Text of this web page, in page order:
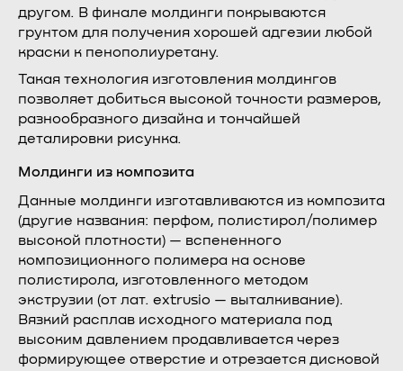
другом. В финале молдинги покрываются
грунтом для получения хорошей адгезии любой
краски к пенополиуретану.
Такая технология изготовления молдингов
позволяет добиться высокой точности размеров,
разнообразного дизайна и тончайшей
деталировки рисунка.
Молдинги из композита
Данные молдинги изготавливаются из композита
(другие названия: перфом, полистирол/полимер
высокой плотности) — вспененного
композиционного полимера на основе
полистирола, изготовленного методом
экструзии (от лат. extrusio — выталкивание).
Вязкий расплав исходного материала под
высоким давлением продавливается через
формирующее отверстие и отрезается дисковой